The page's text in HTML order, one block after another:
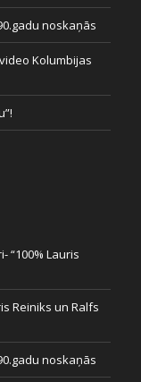
noskaņās
Kolumbijas
“100% Lauris
Reiniks un Ralfs
noskaņās